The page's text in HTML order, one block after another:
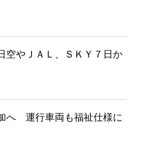
空やＪＡＬ、ＳＫＹ７日か
へ 運行車両も福祉仕様に